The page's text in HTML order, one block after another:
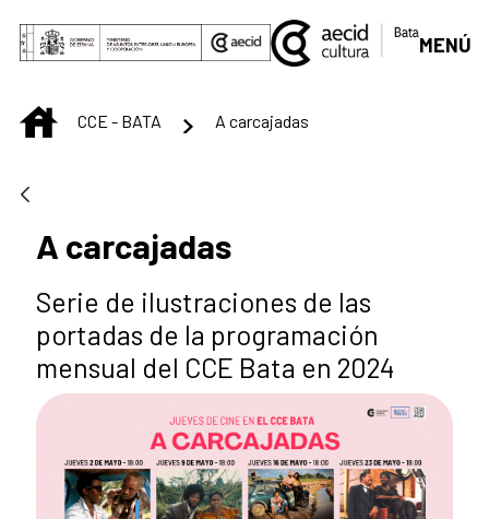
Saltar al contenido principal
MENÚ
INICIOCCE - BATA A carcajadas
A carcajadas
Serie de ilustraciones de las
portadas de la programación
mensual del CCE Bata en 2024